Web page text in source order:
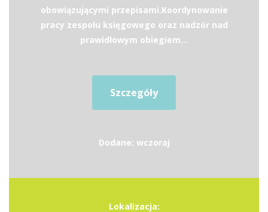
obowiązującymi przepisami.Koordynowanie
pracy zespołu księgowego oraz nadzór nad
prawidłowym obiegiem...
Szczegóły
Dodane: wczoraj
Lokalizacja: